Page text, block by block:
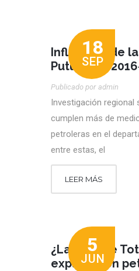
18
SEP
Influencia de
Putumayo
Publicado por Admin
Investigación regional
cumplen más de
petroleras en el
entre estas, el
LEER MÁS
5
JUN
¿Laguna de
exploración